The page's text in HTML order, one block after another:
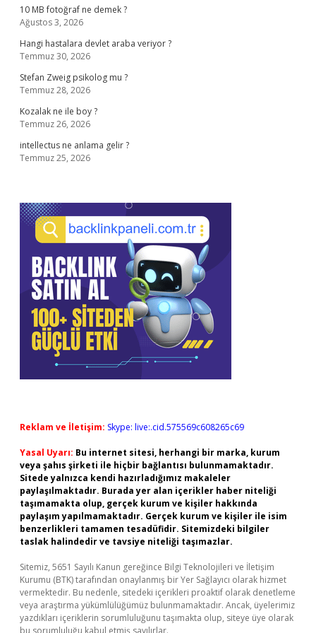
10 MB fotoğraf ne demek ?
Ağustos 3, 2026
Hangi hastalara devlet araba veriyor ?
Temmuz 30, 2026
Stefan Zweig psikolog mu ?
Temmuz 28, 2026
Kozalak ne ile boy ?
Temmuz 26, 2026
intellectus ne anlama gelir ?
Temmuz 25, 2026
Reklam ve İletişim: Skype: live:.cid.575569c608265c69
Yasal Uyarı: Bu internet sitesi, herhangi bir marka, kurum
veya şahıs şirketi ile hiçbir bağlantısı bulunmamaktadır.
Sitede yalnızca kendi hazırladığımız makaleler
paylaşılmaktadır. Burada yer alan içerikler haber niteliği
taşımamakta olup, gerçek kurum ve kişiler hakkında
paylaşım yapılmamaktadır. Gerçek kurum ve kişiler ile isim
benzerlikleri tamamen tesadüfidir. Sitemizdeki bilgiler
taslak halindedir ve tavsiye niteliği taşımazlar.
Sitemiz, 5651 Sayılı Kanun gereğince Bilgi Teknolojileri ve İletişim
Kurumu (BTK) tarafından onaylanmış bir Yer Sağlayıcı olarak hizmet
vermektedir. Bu nedenle, sitedeki içerikleri proaktif olarak denetleme
veya araştırma yükümlülüğümüz bulunmamaktadır. Ancak, üyelerimiz
yazdıkları içeriklerin sorumluluğunu taşımakta olup, siteye üye olarak
bu sorumluluğu kabul etmiş sayılırlar.